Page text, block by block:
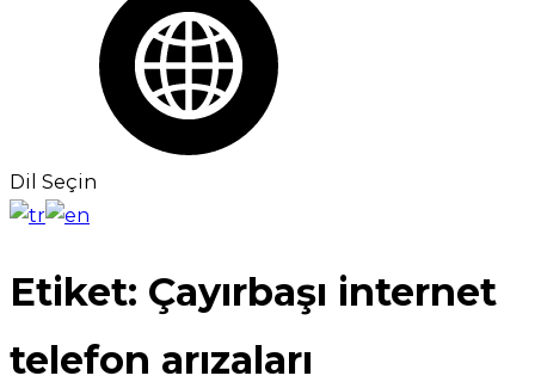
Dil Seçin
Etiket: Çayırbaşı internet
telefon arızaları